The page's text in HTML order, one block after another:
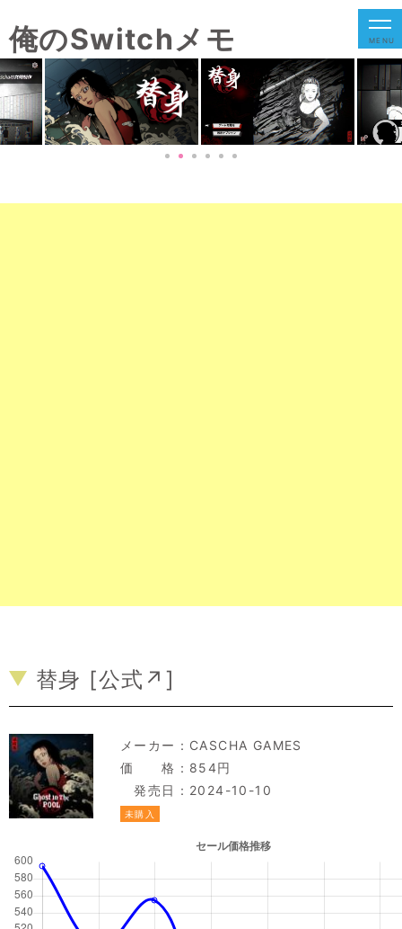
俺のSwitchメモ MENU
替身 [公式↗ ]
メーカー： CASCHA GAMES
価 格：854円
発売日：2024-10-10
未購入